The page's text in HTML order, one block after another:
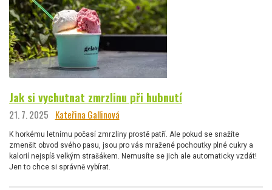
Jak si vychutnat zmrzlinu při hubnutí
21. 7. 2025 Kateřina Gallinová
K horkému letnímu počasí zmrzliny prostě patří. Ale pokud se snažíte
zmenšit obvod svého pasu, jsou pro vás mražené pochoutky plné cukry a
kalorií nejspíš velkým strašákem. Nemusíte se jich ale automaticky vzdát!
Jen to chce si správně vybírat.